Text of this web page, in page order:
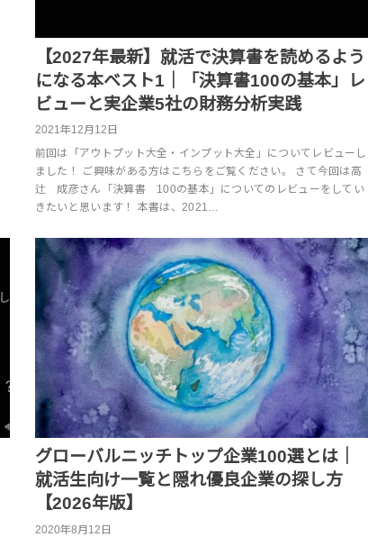
【2027年最新】就活で決算書を読めるよう
になる本ベスト1｜「決算書100の基本」レ
ビューと実企業5社の財務分析実践
2021年12月12日
前回は「アウトプット大全・インプット大全」についてレビューし
ました！ ご興味がある方はこちらをご覧ください。 さて今回は高
辻 成彦さん「決算書 100の基本」についてのレビューをしてい
きたいと思います！ 本書は、2021…
グローバルニッチトップ企業100選とは｜
就活生向け一覧と隠れ優良企業の探し方
【2026年版】
2020年8月12日